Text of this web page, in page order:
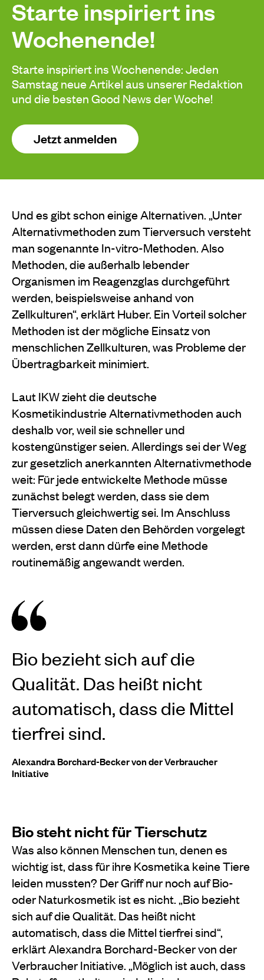
Starte inspiriert ins
Wochenende!
Starte inspiriert ins Wochenende: Jeden
Samstag neue Artikel aus unserer Redaktion
und die besten Good News der Woche!
Jetzt anmelden
Und es gibt schon einige Alternativen. „Unter
Alternativmethoden zum Tierversuch versteht
man sogenannte In-vitro-Methoden. Also
Methoden, die außerhalb lebender
Organismen im Reagenzglas durchgeführt
werden, beispielsweise anhand von
Zellkulturen“, erklärt Huber. Ein Vorteil solcher
Methoden ist der mögliche Einsatz von
menschlichen Zellkulturen, was Probleme der
Übertragbarkeit minimiert.
Laut IKW zieht die deutsche
Kosmetikindustrie Alternativmethoden auch
deshalb vor, weil sie schneller und
kostengünstiger seien. Allerdings sei der Weg
zur gesetzlich anerkannten Alternativmethode
weit: Für jede entwickelte Methode müsse
zunächst belegt werden, dass sie dem
Tierversuch gleichwertig sei. Im Anschluss
müssen diese Daten den Behörden vorgelegt
werden, erst dann dürfe eine Methode
routinemäßig angewandt werden.
Bio bezieht sich auf die
Qualität. Das heißt nicht
automatisch, dass die Mittel
tierfrei sind.
Alexandra Borchard-Becker von der Verbraucher
Initiative
Bio steht nicht für Tierschutz
Was also können Menschen tun, denen es
wichtig ist, dass für ihre Kosmetika keine Tiere
leiden mussten? Der Griff nur noch auf Bio-
oder Naturkosmetik ist es nicht. „Bio bezieht
sich auf die Qualität. Das heißt nicht
automatisch, dass die Mittel tierfrei sind“,
erklärt Alexandra Borchard-Becker von der
Verbraucher Initiative. „Möglich ist auch, dass